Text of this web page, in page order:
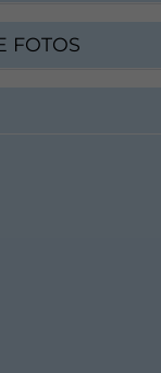
FOTOS